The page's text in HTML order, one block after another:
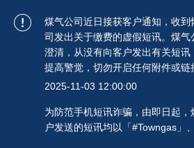
煤气公司近日接获客户通知，收到
司发出关于缴费的虚假短讯。煤气
澄清，从没有向客户发出有关短讯
提高警觉，切勿开启任何附件或链
2025-11-03 12:00:00
为防范手机短讯诈骗，由即日起，
户发送的短讯均以「#Towngas」、